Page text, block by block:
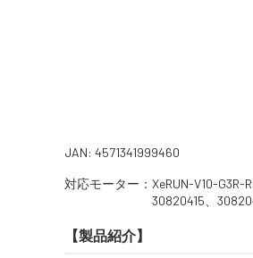
JAN: 4571341999460
対応モーター：XeRUN-V10-G3R-
30820415、30820416：
【製品紹介】